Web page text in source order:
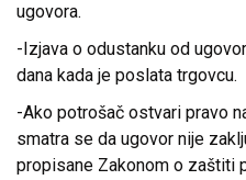
ugovora.
-Izjava o odustanku od
dana kada je poslata trgovcu.
-Ako potrošač ostvari pravo
smatra se da ugovor nije
propisane Zakonom o zaštiti